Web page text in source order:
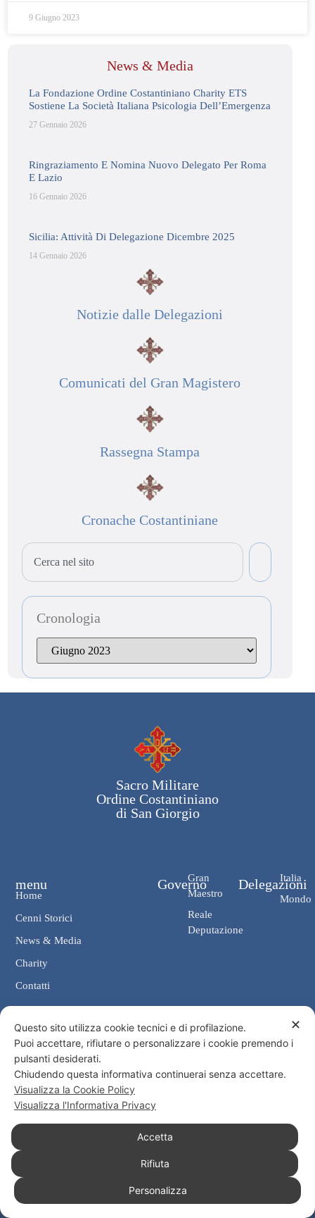
9 Giugno 2023
News & Media
La Fondazione Ordine Costantiniano Charity ETS
Sostiene La Società Italiana Psicologia Dell’Emergenza
27 Gennaio 2026
Ringraziamento E Nomina Nuovo Delegato Per Roma
E Lazio
16 Gennaio 2026
Sicilia: Attività Di Delegazione Dicembre 2025
14 Gennaio 2026
Notizie dalle Delegazioni
Comunicati del Gran Magistero
Rassegna Stampa
Cronache Costantiniane
Cronologia
Sacro Militare
Ordine Costantiniano
di San Giorgio
Governo
Gran
Maestro
Reale
Deputazione
Delegazioni
Italia
Mondo
menu
Home
Cenni Storici
News & Media
Charity
Contatti
Contatti
Cancelleria: Via Giosuè Carducci, 4 00187 Roma
eMail: cancelleria@ordine-costantiniano.it
Tel. +39 06 47.41.190 +39 06 48.19.401
Social
Informativa Privacy
Consenso
✕
Questo sito utilizza cookie tecnici e di profilazione.
Puoi accettare, rifiutare o personalizzare i cookie premendo i
pulsanti desiderati.
Chiudendo questa informativa continuerai senza accettare.
Visualizza la Cookie Policy
Visualizza l'Informativa Privacy
Accetta
Rifiuta
Personalizza